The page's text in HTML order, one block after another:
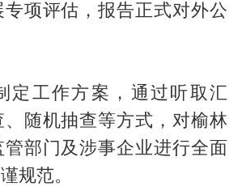
项评估，报告正式对外公
定工作方案，通过听取汇
随机抽查等方式，对榆林
部门及涉事企业进行全面
规范。